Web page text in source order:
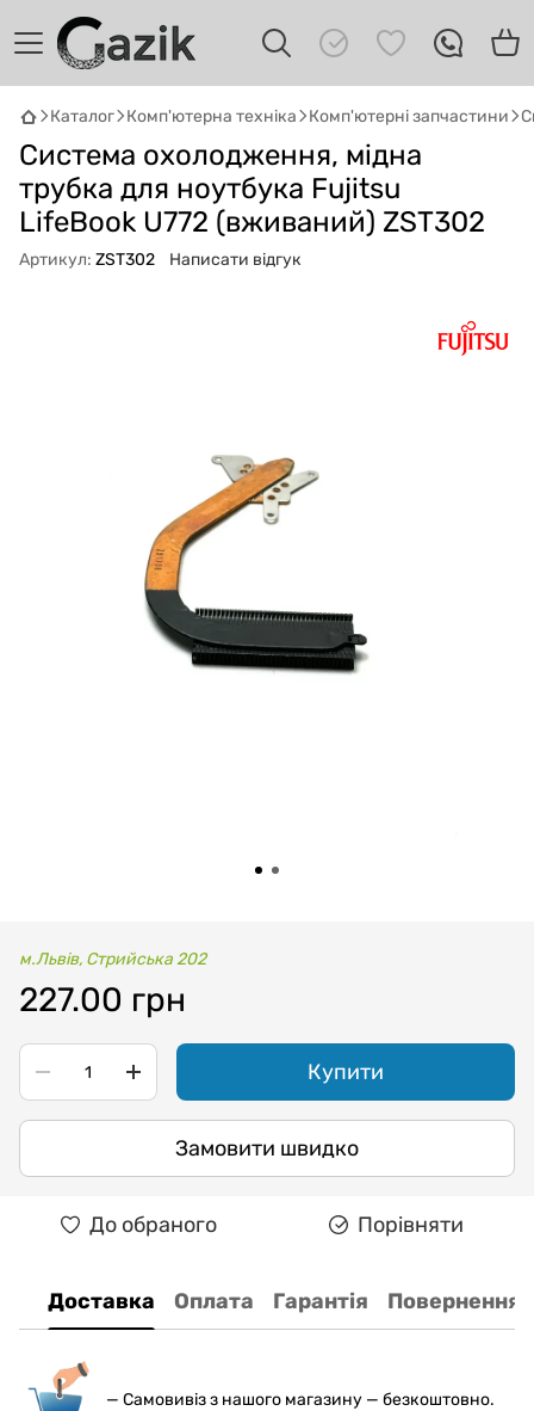
Каталог Комп'ютерна техніка Комп'ютерні запчастини
Система охолодження, мідна
трубка для ноутбука Fujitsu
LifeBook U772 (вживаний) ZST302
Артикул: ZST302 Написати відгук
м.Львів, Стрийська 202
227.00 грн
Купити
Замовити швидко
До обраного Порівняти
Доставка Оплата Гарантія Повернення
— Самовивіз з нашого магазину — безкоштовно.
Онлайн · пошук техніки
Привіт! 👋 Я Gazik AI — допоможу
Що шукаєш?